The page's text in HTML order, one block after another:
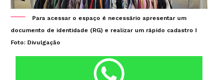
Para acessar o espaço é necessário apresentar um
documento de identidade (RG) e realizar um rápido cadastro I
Foto: Divulgação